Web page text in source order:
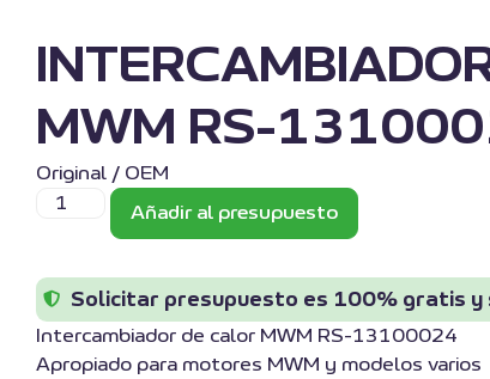
MWM RS-
Original / OEM
Añadir al presupuesto
Solicitar presupuesto es 100% gratis y
Intercambiador de calor MWM RS-13100024
Apropiado para motores MWM y modelos varios